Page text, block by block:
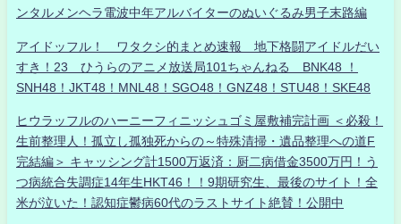
ンタルメンヘラ電波中年アルバイターのぬいぐるみ男子末路編
アイドッフル！ ワタクシ的まとめ速報 地下格闘アイドルだい
すき！23 ひうらのアニメ放送局101ちゃんねる BNK48 ！
SNH48！JKT48！MNL48！SGO48！GNZ48！STU48！SKE48
ヒウラッフルのハーニーフィニッシュゴミ屋敷補完計画 ＜必殺！
生前整理人！孤立し孤独死からの～特殊清掃・遺品整理への道F
完結編＞ キャッシング計1500万返済：厨二病借金3500万円！う
つ病統合失調症14年生HKT46！！9期研究生、最後のサイト！全
米が泣いた！認知症鬱病60代のラストサイト絶賛！公開中